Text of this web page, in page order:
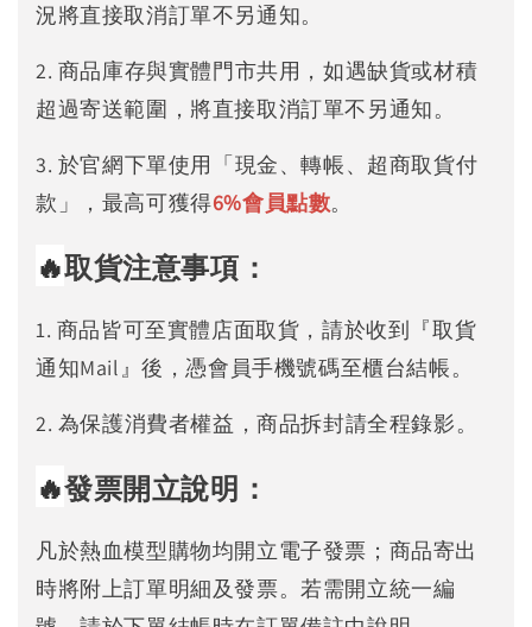
況將直接取消訂單不另通知。
2. 商品庫存與實體門市共用，如遇缺貨或材積
超過寄送範圍，將直接取消訂單不另通知。
3. 於官網下單使用「現金、轉帳、超商取貨付
款」，最高可獲得6%會員點數。
🔥取貨注意事項：
1. 商品皆可至實體店面取貨，請於收到『取貨
通知Mail』後，憑會員手機號碼至櫃台結帳。
2. 為保護消費者權益，商品拆封請全程錄影。
🔥發票開立說明：
凡於熱血模型購物均開立電子發票；商品寄出
時將附上訂單明細及發票。若需開立統一編